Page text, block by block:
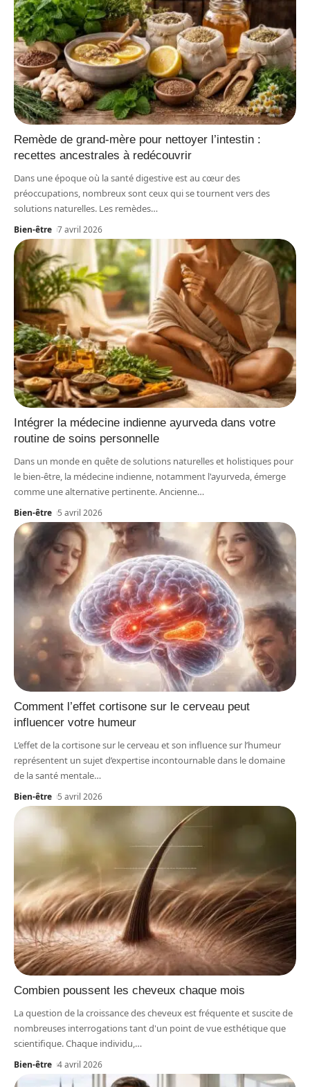
Remède de grand-mère pour nettoyer l’intestin :
recettes ancestrales à redécouvrir
Dans une époque où la santé digestive est au cœur des
préoccupations, nombreux sont ceux qui se tournent vers des
solutions naturelles. Les remèdes…
Bien-être 7 avril 2026
Intégrer la médecine indienne ayurveda dans votre
routine de soins personnelle
Dans un monde en quête de solutions naturelles et holistiques pour
le bien-être, la médecine indienne, notamment l'ayurveda, émerge
comme une alternative pertinente. Ancienne…
Bien-être 5 avril 2026
Comment l’effet cortisone sur le cerveau peut
influencer votre humeur
L’effet de la cortisone sur le cerveau et son influence sur l’humeur
représentent un sujet d’expertise incontournable dans le domaine
de la santé mentale…
Bien-être 5 avril 2026
Combien poussent les cheveux chaque mois
La question de la croissance des cheveux est fréquente et suscite de
nombreuses interrogations tant d'un point de vue esthétique que
scientifique. Chaque individu,…
Bien-être 4 avril 2026